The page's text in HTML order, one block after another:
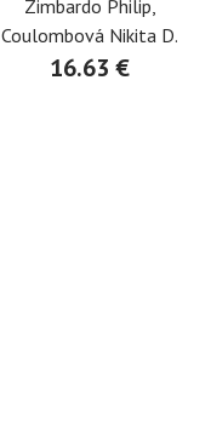
Zimbardo Philip,
Coulombová Nikita D.
16.63 €